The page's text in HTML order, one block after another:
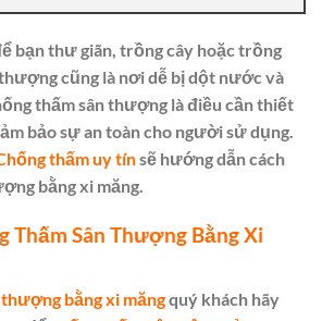
bạn thư giãn, trồng cây hoặc trồng
cũng là nơi dễ bị dột nước và
thấm sân thượng là điều cần thiết
bảo sự an toàn cho người sử dụng.
thấm uy tínsẽ hướng dẫn cách
bằng xi măng.
Thấm Sân Thượng Bằng Xi
bằng xi măngquý khách hãy